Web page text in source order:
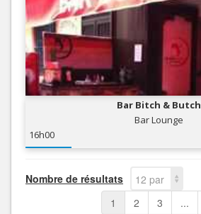
Bar Bitch & Butch
Bar Lounge
16h00
Nombre de résultats
12 par
page
1 2 3 ...